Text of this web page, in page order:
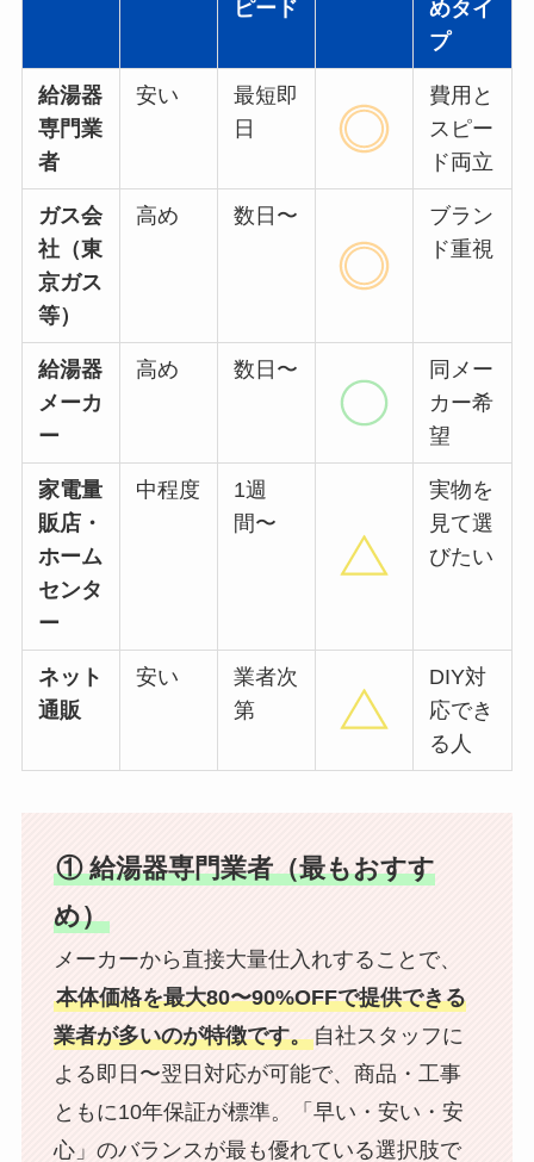
ピード
めタイ
プ
給湯器
専門業
者
安い
最短即
日
費用と
スピー
ド両立
ガス会
社（東
京ガス
等）
高め 数日〜
ブラン
ド重視
給湯器
メーカ
ー
高め 数日〜
同メー
カー希
望
家電量
販店・
ホーム
センタ
ー
中程度
1週
間〜
実物を
見て選
びたい
ネット
通販
安い
業者次
第
DIY対
応でき
る人
① 給湯器専門業者（最もおすす
め）
メーカーから直接大量仕入れすることで、
本体価格を最大80〜90%OFFで提供できる
業者が多いのが特徴です。自社スタッフに
よる即日〜翌日対応が可能で、商品・工事
ともに10年保証が標準。「早い・安い・安
心」のバランスが最も優れている選択肢で